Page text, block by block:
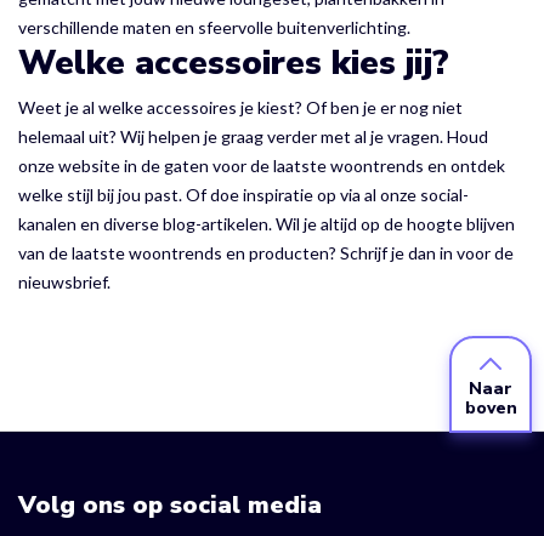
verschillende maten en sfeervolle buitenverlichting.
Welke accessoires kies jij?
Weet je al welke accessoires je kiest? Of ben je er nog niet
helemaal uit? Wij helpen je graag verder met al je vragen. Houd
onze website in de gaten voor de laatste woontrends en ontdek
welke stijl bij jou past. Of doe inspiratie op via al onze social-
kanalen en diverse blog-artikelen. Wil je altijd op de hoogte blijven
van de laatste woontrends en producten? Schrijf je dan in voor de
nieuwsbrief.
Naar
boven
Volg ons op social media